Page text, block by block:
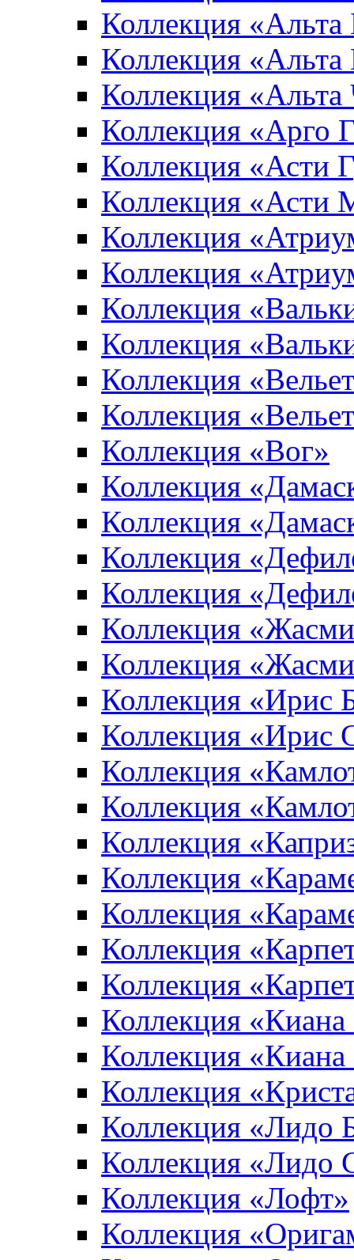
Коллекция «Альта
Коллекция
Коллекция «Альта
Коллекция «Арго
Коллекция «Асти
Коллекция «Асти
Коллекция
Коллекция
Коллекция
Коллекция
Коллекция
Коллекция
Коллекция «Вог»
Коллекция
Коллекция
Коллекция
Коллекция
Коллекция
Коллекция
Коллекция «Ирис
Коллекция «Ирис
Коллекция
Коллекция
Коллекция
Коллекция
Коллекция
Коллекция
Коллекция
Коллекция
Коллекция
Коллекция
Коллекция «Лидо
Коллекция «Лидо
Коллекция «Лофт»
Коллекция